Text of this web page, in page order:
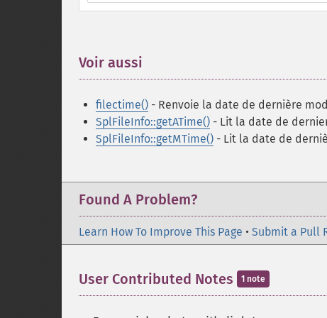
Voir aussi
filectime() - Renvoie la date de dernière
SplFileInfo::getATime() - Lit la date de
SplFileInfo::getMTime() - Lit la date de
Found A Problem?
Learn How To Improve This Page • Submit a Pull
User Contributed Notes 1 note